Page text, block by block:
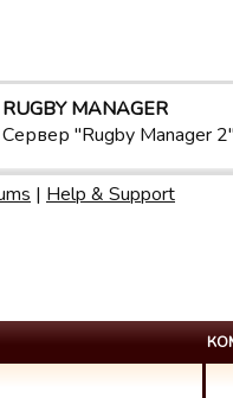
RUGBY MANAGER
Сервер "Rugby Manager 2"
| Help & Support